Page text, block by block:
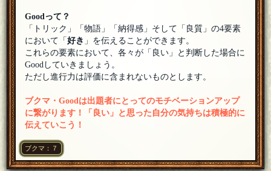
歓迎いたします！ごゆっくりどうぞ
秋風25
参加します[18年08月04日 23:33]
カーマイン先生[☆2018良いお年を]
[18年08月04日 23:33]
ナナマガリ
参加させていただきます[18年08月04日 23:32]
オリオン
参加します。
Goodって？
「トリック」「物語」「納得感」そして「良質」の4要素
において「好き 」を伝えることができます。
これらの要素において、各々が「良い」と判断した場合に
Goodしていきましょう。
ただし進行力は評価に含まれないものとします。
ブクマ・Goodは出題者にとってのモチベーションアップ
に繋がります！「良い」と思った自分の気持ちは積極的に
伝えていこう！
ブクマ：７